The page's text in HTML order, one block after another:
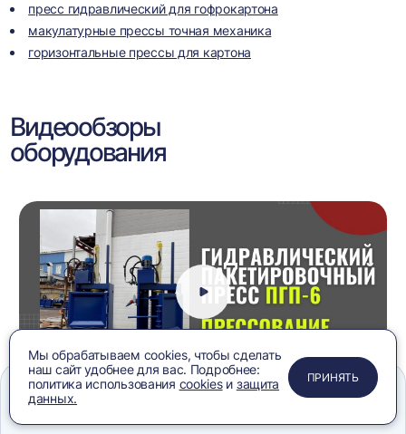
пресс гидравлический для гофрокартона
макулатурные прессы точная механика
горизонтальные прессы для картона
Видеообзоры
оборудования
Пресс гидравлический вертикальный ПГП-6 на
картоне, видеообзор
ПРИМЕНИТЬ
ЗАКРЫТЬ
ЗАКРЫТЬ
ЗАКРЫТЬ
Мы обрабатываем cookies, чтобы сделать
наш сайт удобнее для вас. Подробнее:
политика использования cookiesи защита
данных.
ПРИНЯТЬ